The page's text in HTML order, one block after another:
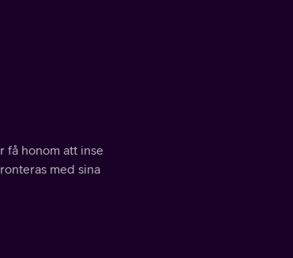
få honom att inse
med sina